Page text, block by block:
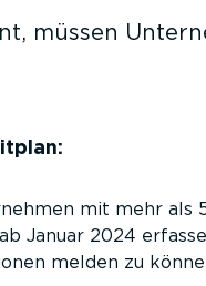
müssen
mit mehr als
Januar 2024
melden zu